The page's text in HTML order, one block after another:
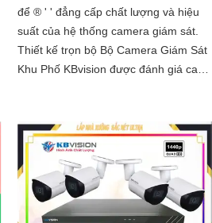
để ®️ ' ' đẳng cấp chất lượng và hiệu
suất của hệ thống camera giám sát.
Thiết kế trọn bộ Bộ Camera Giám Sát
Khu Phố KBvision được đánh giá cao